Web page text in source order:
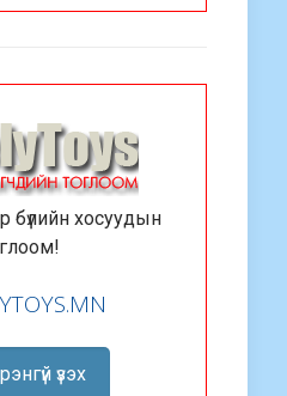
гэр бүлийн хосуудын
үзэх